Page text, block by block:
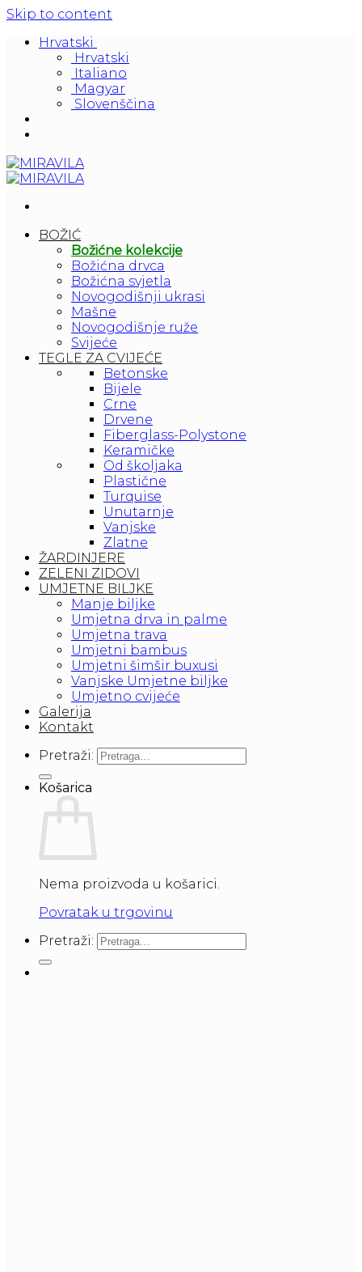
Skip to content
Hrvatski
Hrvatski
Italiano
Magyar
Slovenščina
BOŽIĆ
Božićne kolekcije
Božićna drvca
Božićna svjetla
Novogodišnji ukrasi
Mašne
Novogodišnje ruže
Svijeće
TEGLE ZA CVIJEĆE
Betonske
Bijele
Crne
Drvene
Fiberglass-Polystone
Keramičke
Od školjaka
Plastične
Turquise
Unutarnje
Vanjske
Zlatne
ŽARDINJERE
ZELENI ZIDOVI
UMJETNE BILJKE
Manje biljke
Umjetna drva in palme
Umjetna trava
Umjetni bambus
Umjetni šimšir buxusi
Vanjske Umjetne biljke
Umjetno cvijeće
Galerija
Kontakt
Pretraži:
Košarica
Nema proizvoda u košarici.
Povratak u trgovinu
Pretraži: